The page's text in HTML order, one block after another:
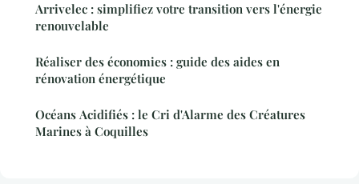
Arrivelec : simplifiez votre transition vers l'énergie
renouvelable
Réaliser des économies : guide des aides en
rénovation énergétique
Océans Acidifiés : le Cri d'Alarme des Créatures
Marines à Coquilles